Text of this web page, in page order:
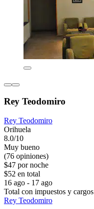
Rey Teodomiro
Rey Teodomiro
Orihuela
8.0/10
Muy bueno
(76 opiniones)
$47 por noche
$52 en total
16 ago - 17 ago
Total con impuestos y cargos
Rey Teodomiro